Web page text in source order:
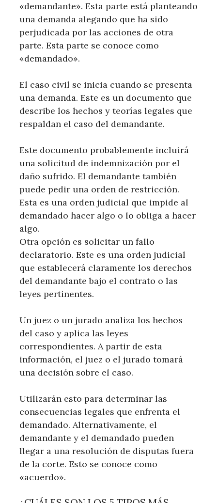
«demandante». Esta parte está planteando
una demanda alegando que ha sido
perjudicada por las acciones de otra
parte. Esta parte se conoce como
«demandado».
El caso civil se inicia cuando se presenta
una demanda. Este es un documento que
describe los hechos y teorías legales que
respaldan el caso del demandante.
Este documento probablemente incluirá
una solicitud de indemnización por el
daño sufrido. El demandante también
puede pedir una orden de restricción.
Esta es una orden judicial que impide al
demandado hacer algo o lo obliga a hacer
algo.
Otra opción es solicitar un fallo
declaratorio. Este es una orden judicial
que establecerá claramente los derechos
del demandante bajo el contrato o las
leyes pertinentes.
Un juez o un jurado analiza los hechos
del caso y aplica las leyes
correspondientes. A partir de esta
información, el juez o el jurado tomará
una decisión sobre el caso.
Utilizarán esto para determinar las
consecuencias legales que enfrenta el
demandado. Alternativamente, el
demandante y el demandado pueden
llegar a una resolución de disputas fuera
de la corte. Esto se conoce como
«acuerdo».